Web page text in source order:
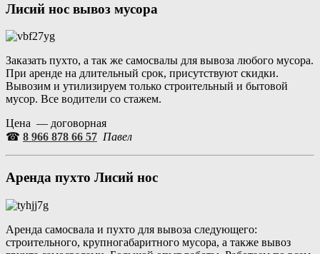
Лисий нос вывоз мусора
Заказать пухто, а так же самосвалы для вывоза любого мусора.
При аренде на длительный срок, присутствуют скидки.
Вывозим и утилизируем только строительный и бытовой
мусор. Все водители со стажем.
Цена — договорная
☎ 8 966 878 66 57 Павел
Аренда пухто Лисий нос
Аренда самосвала и пухто для вывоза следующего:
строительного, крупногабаритного мусора, а также вывоз